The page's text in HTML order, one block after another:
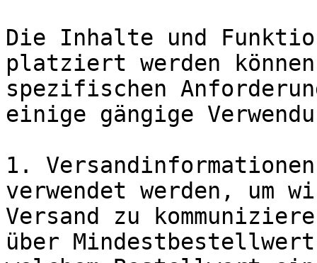
Die Inhalte und
platziert werden
spezifischen
einige gängige
1.
verwendet werden, um
Versand zu
über